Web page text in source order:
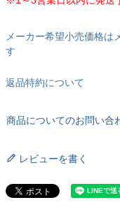
メーカー希望小売価格は
す
返品特約について
商品についてのお問い合
レビューを書く